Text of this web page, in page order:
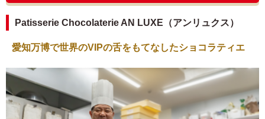
Patisserie Chocolaterie AN LUXE（アンリュクス）
愛知万博で世界のVIPの舌をもてなしたショコラティエ